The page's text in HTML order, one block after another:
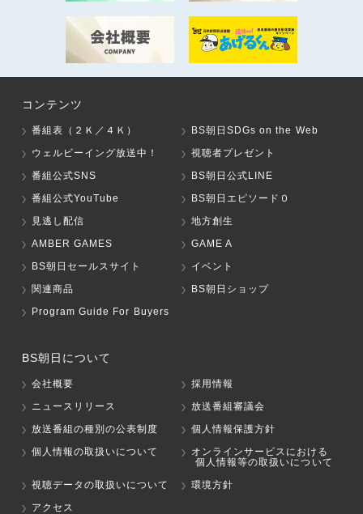
コンテンツ
番組表（２Ｋ／４Ｋ）
BS朝日SDGs on the Web
ウェルビーイング放送中！
視聴者プレゼント
番組公式SNS
BS朝日公式LINE
番組公式YouTube
BS朝日エピソード０
見逃し配信
地方創生
AMBER GAMES
GAME A
BS朝日セールスサイト
イベント
関連商品
BS朝日ショップ
Program Guide For Buyers
BS朝日について
会社概要
採用情報
ニュースリリース
放送番組審議会
放送番組の種別の公表制度
個人情報保護方針
個人情報の取扱いについて
オンラインサービスにおける
個人情報等の取扱いについて
視聴データの取扱いについて
環境方針
アクセス